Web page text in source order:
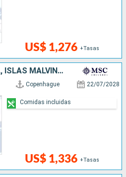
US$ 1,276 +Tasas
DINAMARCA, ALEMANIA, ISLAS MALVINAS, NORUEGA
Copenhague 22/07/2028
US$ 1,336 +Tasas
Comidas incluidas